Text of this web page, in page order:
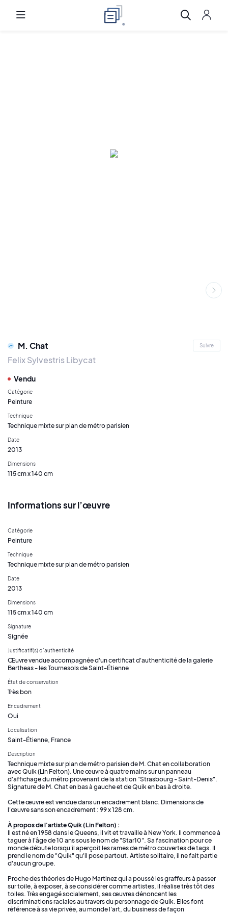
M. Chat Suivre
Felix Sylvestris Libycat
Vendu
Catégorie
Peinture
Technique
Technique mixte sur plan de métro parisien
Date
2013
Dimensions
115 cm x 140 cm
Informations sur l’œuvre
Catégorie
Peinture
Technique
Technique mixte sur plan de métro parisien
Date
2013
Dimensions
115 cm x 140 cm
Signature
Signée
Justificatif(s) d’authenticité
Œuvre vendue accompagnée d'un certificat d'authenticité de la galerie
Bertheas - les Tournesols de Saint-Étienne
État de conservation
Très bon
Encadrement
Oui
Localisation
Saint-Étienne, France
Description
Technique mixte sur plan de métro parisien de M. Chat en collaboration
avec Quik (Lin Felton). Une œuvre à quatre mains sur un panneau
d'affichage du métro provenant de la station "Strasbourg - Saint-Denis".
Signature de M. Chat en bas à gauche et de Quik en bas à droite.
Cette œuvre est vendue dans un encadrement blanc. Dimensions de
l'œuvre sans son encadrement : 99 x 128 cm.
À propos de l'artiste Quik (Lin Felton) :
Il est né en 1958 dans le Queens, il vit et travaille à New York. Il commence à
taguer à l'âge de 10 ans sous le nom de "Star10". Sa fascination pour ce
monde débute lorsqu'il aperçoit les rames de métro couvertes de tags. Il
prend le nom de "Quik" qu'il pose partout. Artiste solitaire, il ne fait partie
d'aucun groupe.
Proche des théories de Hugo Martinez qui a poussé les graffeurs à passer
sur toile, à exposer, à se considérer comme artistes, il réalise très tôt des
toiles. Très engagé socialement, ses œuvres dénoncent les
discriminations raciales au travers du personnage de Quik. Elles font
référence à sa vie privée, au monde l'art, du business de façon